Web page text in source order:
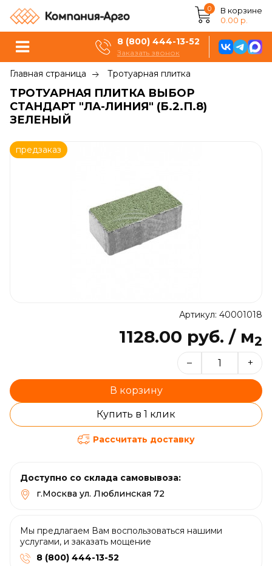
0
В корзине
0.00 р.
8 (800) 444-13-52
Заказать звонок
Главная страница Тротуарная плитка
ТРОТУАРНАЯ ПЛИТКА ВЫБОР
СТАНДАРТ "ЛА-ЛИНИЯ" (Б.2.П.8)
ЗЕЛЕНЫЙ
предзаказ
Артикул: 40001018
1128.00 руб. / м2
– +
В корзину
Купить в 1 клик
Рассчитать доставку
Доступно со склада самовывоза:
г.Москва ул. Люблинская 72
Мы предлагаем Вам воспользоваться нашими
услугами, и заказать мощение
8 (800) 444-13-52